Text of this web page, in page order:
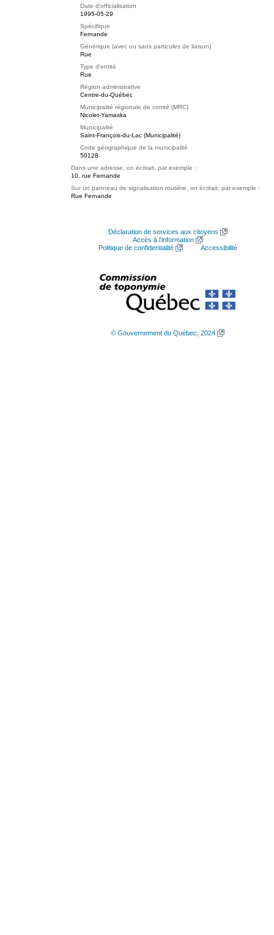
Date d'officialisation
1995-05-29
Spécifique
Fernande
Générique (avec ou sans particules de liaison)
Rue
Type d'entité
Rue
Région administrative
Centre-du-Québec
Municipalité régionale de comté (MRC)
Nicolet-Yamaska
Municipalité
Saint-François-du-Lac (Municipalité)
Code géographique de la municipalité
50128
Dans une adresse, on écrirait, par exemple :
10, rue Fernande
Sur un panneau de signalisation routière, on écrirait, par exemple :
Rue Fernande
Déclaration de services aux citoyens
Accès à l’information
Politique de confidentialité
Accessibilité
© Gouvernement du Québec, 2024